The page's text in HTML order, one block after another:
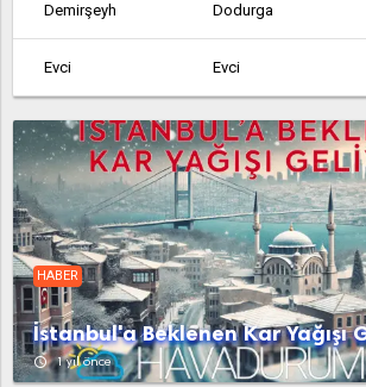
Demirşeyh Dodurga
Evci Evci
Hacıhasanoğlu Hamamözü
Kâmil Kargı
Ortaköy Osmancık
Sungurlu Uğurludağ
Acipinar Agacam
HABER
İstanbul'a Beklenen Kar Yağışı
access_time 1 yıl önce